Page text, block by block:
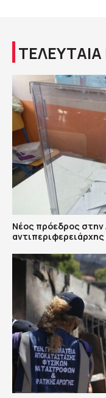
Νέος πρόεδρος στην